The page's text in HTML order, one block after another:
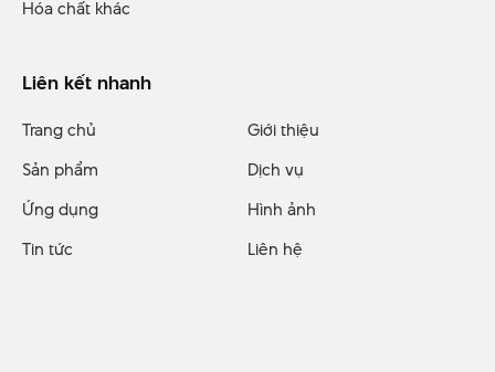
Hóa chất khác
Liên kết nhanh
Trang chủ
Giới thiệu
Sản phẩm
Dịch vụ
Ứng dụng
Hình ảnh
Tin tức
Liên hệ